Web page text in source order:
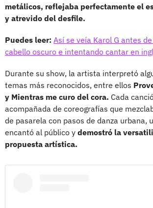
metálicos, reflejaba perfectamente el
y atrevido del desfile.
Puedes leer: Así se veía Karol G antes
cabello oscuro e intentando cantar en
Durante su show, la artista interpretó
temas más reconocidos, entre ellos
y Mientras me curo del cora. Cada
acompañada de coreografías que
de pasarela con pasos de danza urbana,
encantó al público y demostró la
propuesta artística.